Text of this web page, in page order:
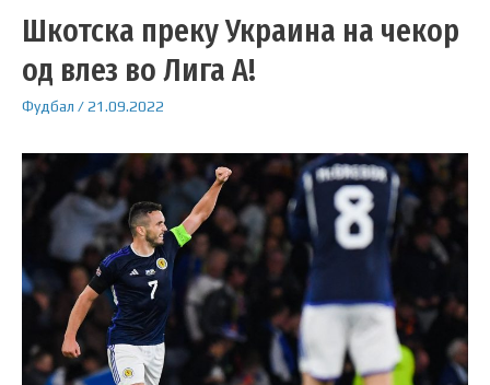
Шкотска преку Украина на чекор
од влез во Лига А!
Фудбал /21.09.2022